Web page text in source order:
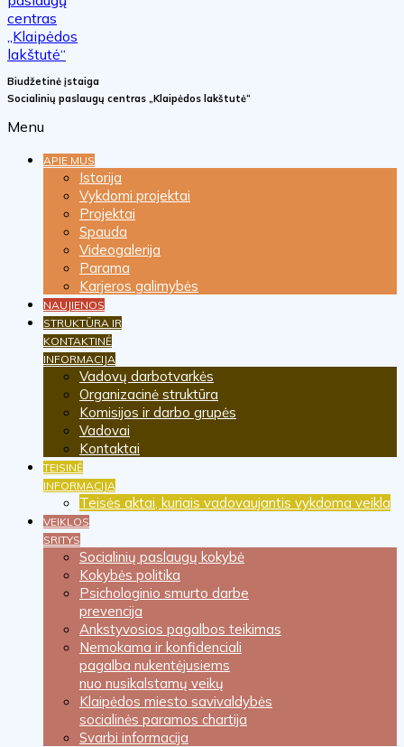
Biudžetinė įstaiga
Socialinių paslaugų centras „Klaipėdos lakštutė“
Menu
APIE MUS
Istorija
Vykdomi projektai
Projektai
Spauda
Videogalerija
Parama
Karjeros galimybės
NAUJIENOS
STRUKTŪRA IR
KONTAKTINĖ
INFORMACIJA
Vadovų darbotvarkės
Organizacinė struktūra
Komisijos ir darbo grupės
Vadovai
Kontaktai
TEISINĖ
INFORMACIJA
Teisės aktai, kuriais vadovaujantis vykdoma veikla
VEIKLOS
SRITYS
Socialinių paslaugų kokybė
Kokybės politika
Psichologinio smurto darbe
prevencija
Ankstyvosios pagalbos teikimas
Nemokama ir konfidenciali
pagalba nukentėjusiems
nuo nusikalstamų veikų
Klaipėdos miesto savivaldybės
socialinės paramos chartija
Svarbi informacija